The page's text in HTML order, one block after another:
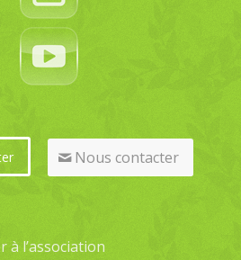
Nous contacter
à l’association